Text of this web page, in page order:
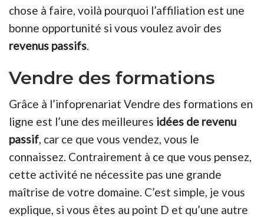
chose à faire, voilà pourquoi l’affiliation est une
bonne opportunité si vous voulez avoir des
revenus passifs.
Vendre des formations
Grâce à l’infoprenariat Vendre des formations en
ligne est l’une des meilleures idées de revenu
passif, car ce que vous vendez, vous le
connaissez. Contrairement à ce que vous pensez,
cette activité ne nécessite pas une grande
maîtrise de votre domaine. C’est simple, je vous
explique, si vous êtes au point D et qu’une autre